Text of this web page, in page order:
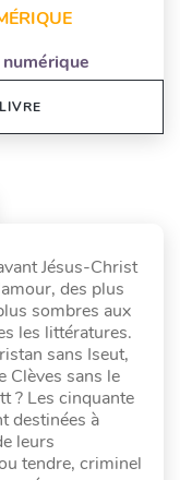
Jésus-Christ
des plus
sombres aux
les littératures.
sans Iseut,
Clèves sans le
? Les cinquante
destinées à
leurs
tendre, criminel